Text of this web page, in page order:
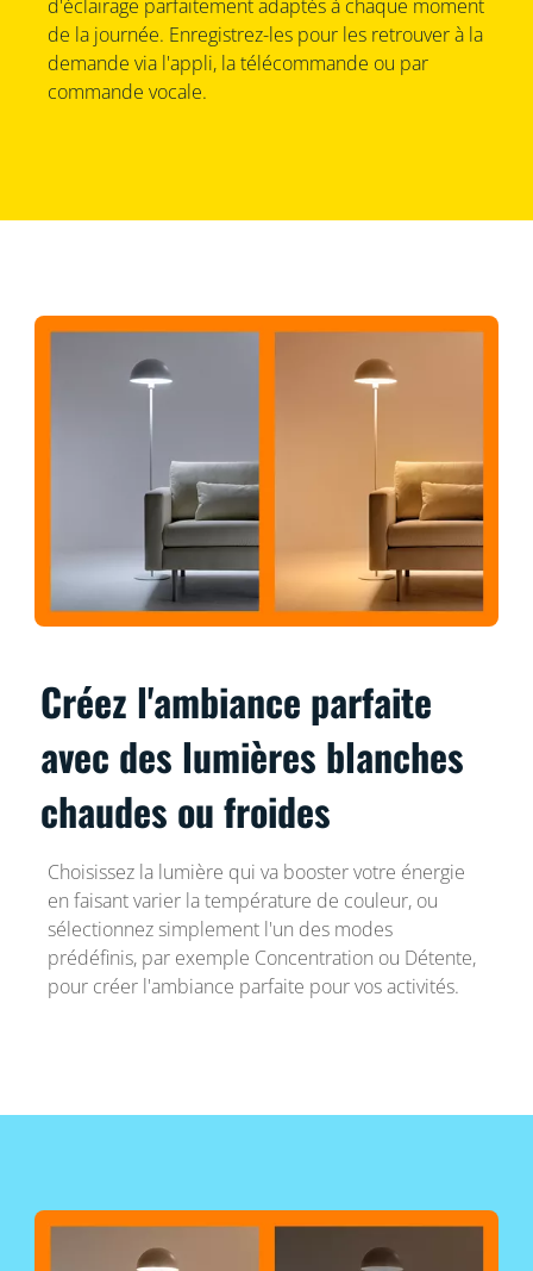
d'éclairage parfaitement adaptés à chaque moment
de la journée. Enregistrez-les pour les retrouver à la
demande via l'appli, la télécommande ou par
commande vocale.
Créez l'ambiance parfaite
avec des lumières blanches
chaudes ou froides
Choisissez la lumière qui va booster votre énergie
en faisant varier la température de couleur, ou
sélectionnez simplement l'un des modes
prédéfinis, par exemple Concentration ou Détente,
pour créer l'ambiance parfaite pour vos activités.